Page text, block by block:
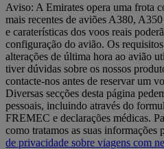
Aviso: A Emirates opera uma frota
mais recentes de aviões A380,
e caraterísticas dos voos reais
configuração do avião. Os
alterações de última hora ao avião
tiver dúvidas sobre os nossos
contacte-nos antes de reservar um
Diversas secções desta página
pessoais, incluindo através do
FREMEC e declarações médicas.
como tratamos as suas informações
de privacidade sobre viagens com